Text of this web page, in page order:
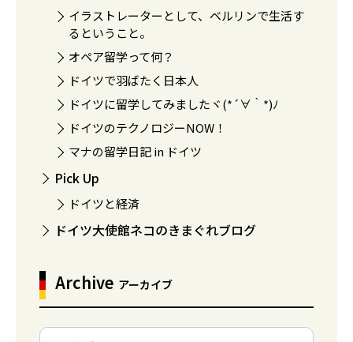
イラストレーターとして、ベルリンで生活す
るということ。
オペア留学って何？
ドイツで羽ばたく日本人
ドイツに留学してみましたヾ(*´∀｀*)ﾉ
ドイツのテクノロジーNOW！
マナの留学日記 in ドイツ
Pick Up
ドイツと経済
ドイツ大使館ネコのきまぐれブログ
Archive アーカイブ